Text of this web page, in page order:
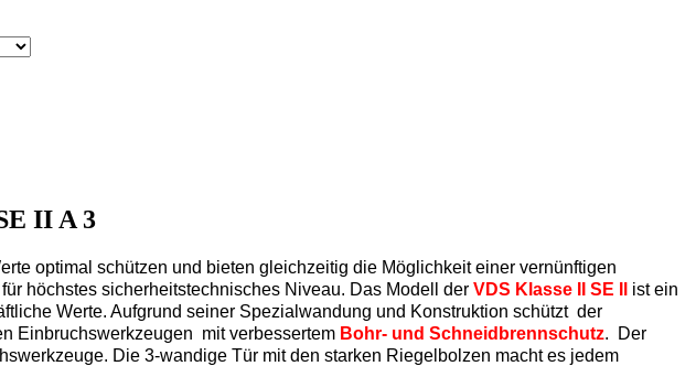
II A 3
optimal schützen und bieten gleichzeitig die Möglichkeit einer vernünftigen
höchstes sicherheitstechnisches Niveau. Das Modell der VDS Klasse II SE Il
ist ein
Werte. Aufgrund seiner Spezialwandung und Konstruktion schützt der
Einbruchswerkzeugen mit verbessertem Bohr- und Schneidbrennschutz. Der
Die 3-wandige Tür mit den starken Riegelbolzen macht es jedem